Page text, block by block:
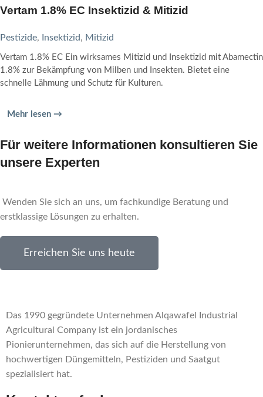
Vertam 1.8% EC Insektizid & Mitizid
Pestizide, Insektizid, Mitizid
Vertam 1.8% EC Ein wirksames Mitizid und Insektizid mit Abamectin
1.8% zur Bekämpfung von Milben und Insekten. Bietet eine
schnelle Lähmung und Schutz für Kulturen.
Mehr lesen →
Für weitere Informationen konsultieren Sie
unsere Experten
Wenden Sie sich an uns, um fachkundige Beratung und
erstklassige Lösungen zu erhalten.
Erreichen Sie uns heute
Das 1990 gegründete Unternehmen Alqawafel Industrial
Agricultural Company ist ein jordanisches
Pionierunternehmen, das sich auf die Herstellung von
hochwertigen Düngemitteln, Pestiziden und Saatgut
spezialisiert hat.